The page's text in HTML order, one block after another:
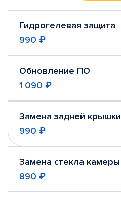
Гидрогелевая защита
990 ₽
Обновление ПО
1 090 ₽
Замена задней крышки
990 ₽
Замена стекла камеры
890 ₽